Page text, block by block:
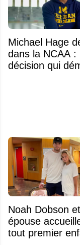
Michael Hage
dans la NCAA :
décision qui
Noah Dobson
épouse
tout premier